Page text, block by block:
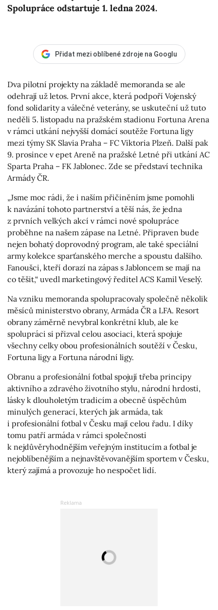
Spolupráce odstartuje 1. ledna 2024.
Přidat mezi oblíbené zdroje na Googlu
Dva pilotní projekty na základě memoranda se ale
odehrají už letos. První akce, která podpoří Vojenský
fond solidarity a válečné veterány, se uskuteční už tuto
neděli 5. listopadu na pražském stadionu Fortuna Arena
v rámci utkání nejvyšší domácí soutěže Fortuna ligy
mezi týmy SK Slavia Praha – FC Viktoria Plzeň. Další pak
9. prosince v epet Areně na pražské Letné při utkání AC
Sparta Praha – FK Jablonec. Zde se představí technika
Armády ČR.
„Jsme moc rádi, že i naším přičiněním jsme pomohli
k navázání tohoto partnerství a těší nás, že jedna
z prvních velkých akcí v rámci nové spolupráce
proběhne na našem zápase na Letné. Připraven bude
nejen bohatý doprovodný program, ale také speciální
army kolekce sparťanského merche a spoustu dalšího.
Fanoušci, kteří dorazí na zápas s Jabloncem se mají na
co těšit,“ uvedl marketingový ředitel ACS Kamil Veselý.
Na vzniku memoranda spolupracovaly společně několik
měsíců ministerstvo obrany, Armáda ČR a LFA. Resort
obrany záměrně nevybral konkrétní klub, ale ke
spolupráci si přizval celou asociaci, která spojuje
všechny celky obou profesionálních soutěží v Česku,
Fortuna ligy a Fortuna národní ligy.
Obranu a profesionální fotbal spojují třeba principy
aktivního a zdravého životního stylu, národní hrdosti,
lásky k dlouholetým tradicím a obecně úspěchům
minulých generací, kterých jak armáda, tak
i profesionální fotbal v Česku mají celou řadu. I díky
tomu patří armáda v rámci společnosti
k nejdůvěryhodnějším veřejným institucím a fotbal je
nejoblíbenějším a nejnavštěvovanějším sportem v Česku,
který zajímá a provozuje ho nespočet lidí.